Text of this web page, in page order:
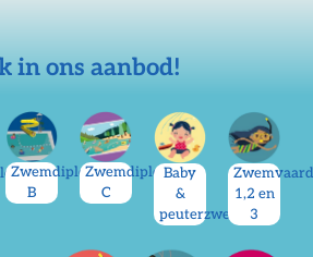
in ons aanbod!
Zwemdiploma
B
Zwemdiploma
C
Baby
&
peuterzwemmen
1,2 en
3